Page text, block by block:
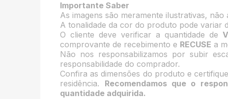
Importante Saber
As imagens são meramente ilustrativas,
A tonalidade da cor do produto pode variar
O cliente deve verificar a quantidade de
comprovante de recebimento e RECUSE a
Não nos responsabilizamos por subir
responsabilidade do comprador.
Confira as dimensões do produto e
residência. Recomendamos que o
quantidade adquirida.